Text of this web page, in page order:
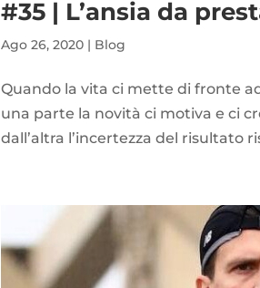
#35 | L’ansia da
Ago 26, 2020 | Blog
Quando la vita ci mette di fronte
una parte la novità ci motiva e ci
dall’altra l’incertezza del risultato